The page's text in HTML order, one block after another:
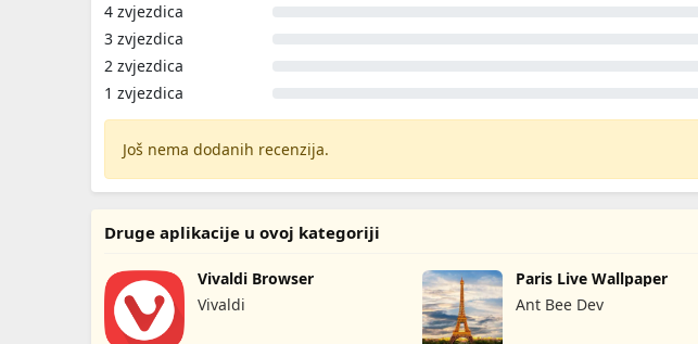
4 zvjezdica
3 zvjezdica
2 zvjezdica
1 zvjezdica
Još nema dodanih recenzija.
Druge aplikacije u ovoj kategoriji
Vivaldi Browser
Vivaldi
Paris Live Wallpaper
Ant Bee Dev